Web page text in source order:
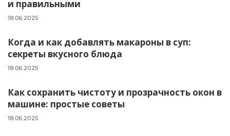
и правильными
18.06.2025
Когда и как добавлять макароны в суп:
секреты вкусного блюда
18.06.2025
Как сохранить чистоту и прозрачность окон в
машине: простые советы
18.06.2025